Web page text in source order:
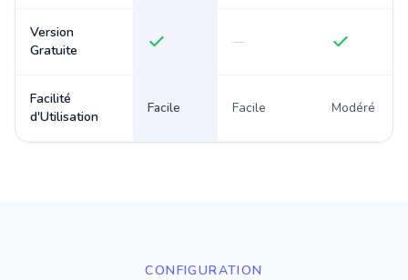
Version
Gratuite
—
Facilité
d'Utilisation
Facile Facile Modéré
CONFIGURATION